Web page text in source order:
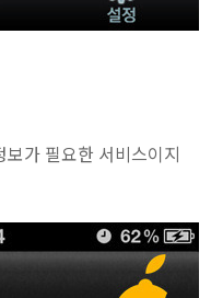
가 필요한 서비스이지